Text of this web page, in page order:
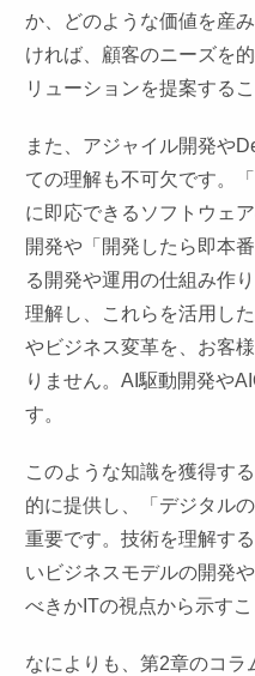
か、どのような価値を産
ければ、顧客のニーズを
リューションを提案する
また、アジャイル開発や
ての理解も不可欠です。
に即応できるソフトウェ
開発や「開発したら即本
る開発や運用の仕組み作
理解し、これらを活用し
やビジネス変革を、お客
りません。AI駆動開発や
す。
このような知識を獲得す
的に提供し、「デジタル
重要です。技術を理解す
いビジネスモデルの開発
べきかITの視点から示す
なによりも、第2章のコラ